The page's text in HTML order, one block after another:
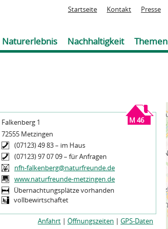
Jump to navigation
Startseite Kontakt Presse
Naturerlebnis Nachhaltigkeit Themen
M 46
Falkenberg 1
72555 Metzingen
(07123) 49 83 – im Haus
(07123) 97 07 09 – für Anfragen
nfh-falkenberg@naturfreunde.de
www.naturfreunde-metzingen.de
Übernachtungsplätze vorhanden
vollbewirtschaftet
Anfahrt | Öffnungszeiten | GPS-Daten